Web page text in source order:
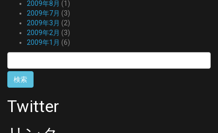
2009年8月 (1)
2009年7月 (3)
2009年3月 (2)
2009年2月 (3)
2009年1月 (6)
索:
Twitter